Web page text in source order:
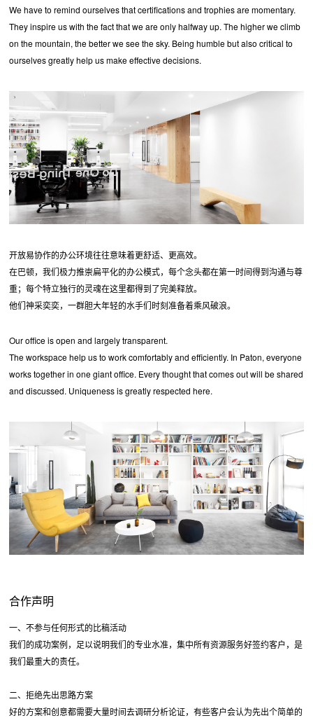
We have to remind ourselves that certifications and trophies are momentary.
They inspire us with the fact that we are only halfway up. The higher we climb
on the mountain, the better we see the sky. Being humble but also critical to
ourselves greatly help us make effective decisions.
开放易协作的办公环境往往意味着更舒适、更高效。
在巴顿，我们极力推崇扁平化的办公模式，每个念头都在第一时间得到沟通与尊
重；每个特立独行的灵魂在这里都得到了完美释放。
他们神采奕奕，一群胆大年轻的水手们时刻准备着乘风破浪。
Our office is open and largely transparent.
The workspace help us to work comfortably and efficiently. In Paton, everyone
works together in one giant office. Every thought that comes out will be shared
and discussed. Uniqueness is greatly respected here.
合作声明
一、不参与任何形式的比稿活动
我们的成功案例，足以说明我们的专业水准，集中所有资源服务好签约客户，是
我们最重大的责任。
二、拒绝先出思路方案
好的方案和创意都需要大量时间去调研分析论证，有些客户会认为先出个简单的